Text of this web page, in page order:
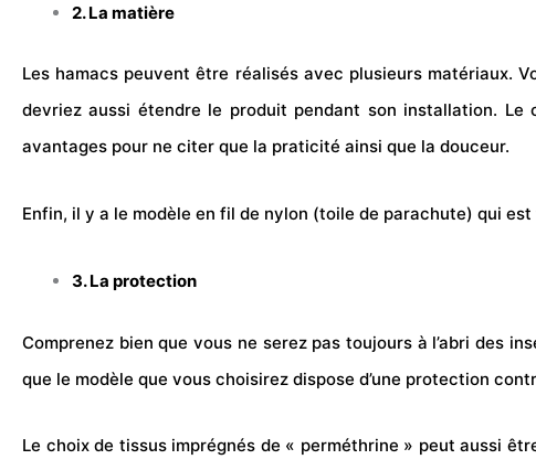
2. La matière
Les hamacs peuvent être réalisés avec plusieurs matériaux.
devriez aussi étendre le produit pendant son installation.
avantages pour ne citer que la praticité ainsi que la douceur.
Enfin, il y a le modèle en fil de nylon (toile de parachute) qui
3. La protection
Comprenez bien que vous ne serez pas toujours à l’abri des
que le modèle que vous choisirez dispose d’une protection
Le choix de tissus imprégnés de « perméthrine » peut aussi